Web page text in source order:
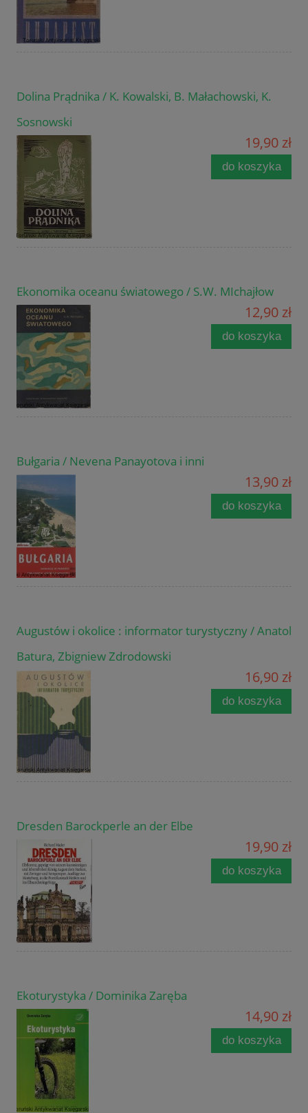
Dolina Prądnika / K. Kowalski, B. Małachowski, K.
Sosnowski
19,90 zł
do koszyka
Ekonomika oceanu światowego / S.W. MIchajłow
12,90 zł
do koszyka
Bułgaria / Nevena Panayotova i inni
13,90 zł
do koszyka
Augustów i okolice : informator turystyczny / Anatol
Batura, Zbigniew Zdrodowski
16,90 zł
do koszyka
Dresden Barockperle an der Elbe
19,90 zł
do koszyka
Ekoturystyka / Dominika Zaręba
14,90 zł
do koszyka